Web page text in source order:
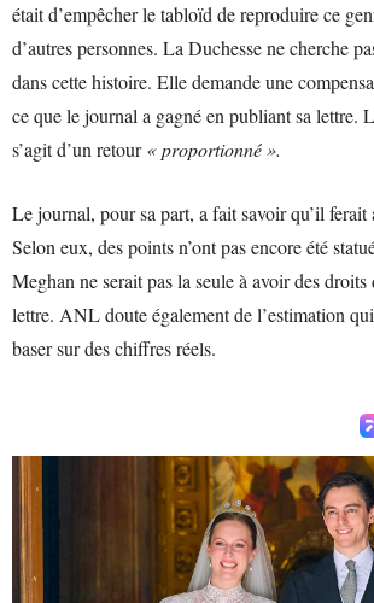
était d’empêcher le tabloïd de reproduire ce
d’autres personnes. La Duchesse ne cherche
dans cette histoire. Elle demande une
ce que le journal a gagné en publiant sa lettre.
s’agit d’un retour« proportionné ».
Le journal, pour sa part, a fait savoir qu’il ferait
Selon eux, des points n’ont pas encore été
Meghan ne serait pas la seule à avoir des droits
lettre. ANL doute également de l’estimation
baser sur des chiffres réels.